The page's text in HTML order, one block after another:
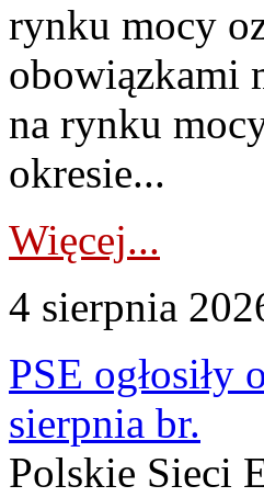
rynku mocy
obowiązkami
na rynku
okresie...
Więcej...
4 sierpnia
PSE ogłosiły
sierpnia br.
Polskie Sieci